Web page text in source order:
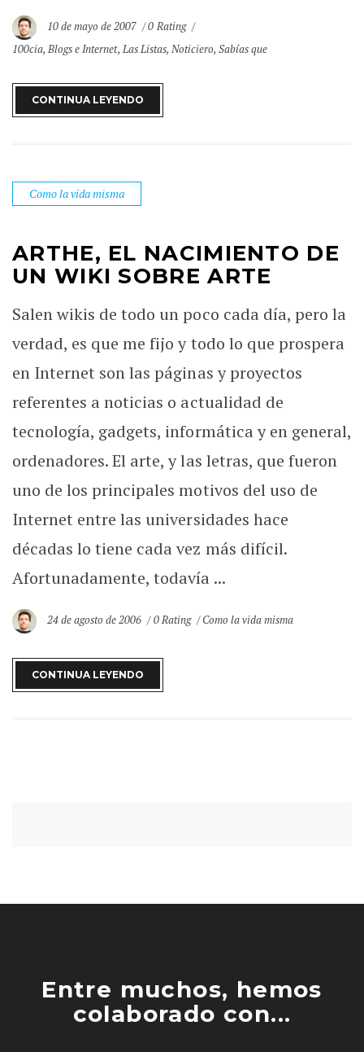
10 de mayo de 2007
0 Rating
100cia,Blogs e Internet,Las Listas,Noticiero,Sabías que
CONTINUA LEYENDO
Como la vida misma
ARTHE, EL NACIMIENTO DE
UN WIKI SOBRE ARTE
Salen wikis de todo un poco cada día, pero la
verdad, es que me fijo y todo lo que prospera
en Internet son las páginas y proyectos
referentes a noticias o actualidad de
tecnología, gadgets, informática y en general,
ordenadores. El arte, y las letras, que fueron
uno de los principales motivos del uso de
Internet entre las universidades hace
décadas lo tiene cada vez más difícil.
Afortunadamente, todavía ...
24 de agosto de 2006 0 Rating Como la vida misma
CONTINUA LEYENDO
Entre muchos, hemos
colaborado con...